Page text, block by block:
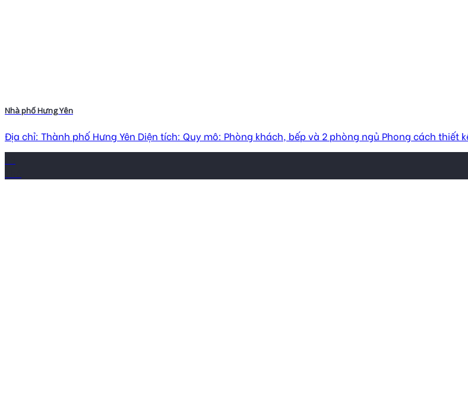
Nhà phố Hưng Yên
Địa chỉ: Thành phố Hưng Yên Diện tích: Quy mô: Phòng khách, bếp và 2 phòng ngủ Phong cách thiết